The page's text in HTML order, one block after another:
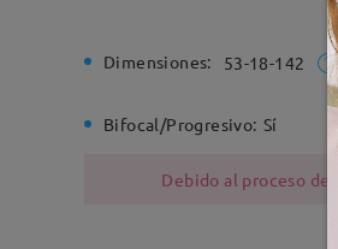
Dimensiones: 53-18-142
Bifocal/Progresivo: Sí
Debido al proceso